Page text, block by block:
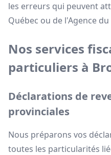
les erreurs qui peuvent
Québec ou de l'Agence
Nos services
particuliers à
Déclarations de
provinciales
Nous préparons vos
toutes les particularités